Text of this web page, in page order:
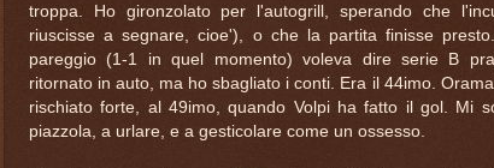
troppa. Ho gironzolato per l'autogrill, sperando che
riuscisse a segnare, cioe'), o che la partita finisse
pareggio (1-1 in quel momento) voleva dire serie B
ritornato in auto, ma ho sbagliato i conti. Era il 44imo.
rischiato forte, al 49imo, quando Volpi ha fatto il gol. Mi
piazzola, a urlare, e a gesticolare come un ossesso.